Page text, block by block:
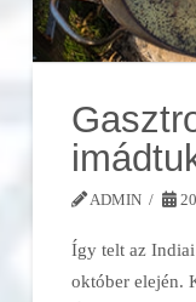
ADMIN
Így telt az
október elején.